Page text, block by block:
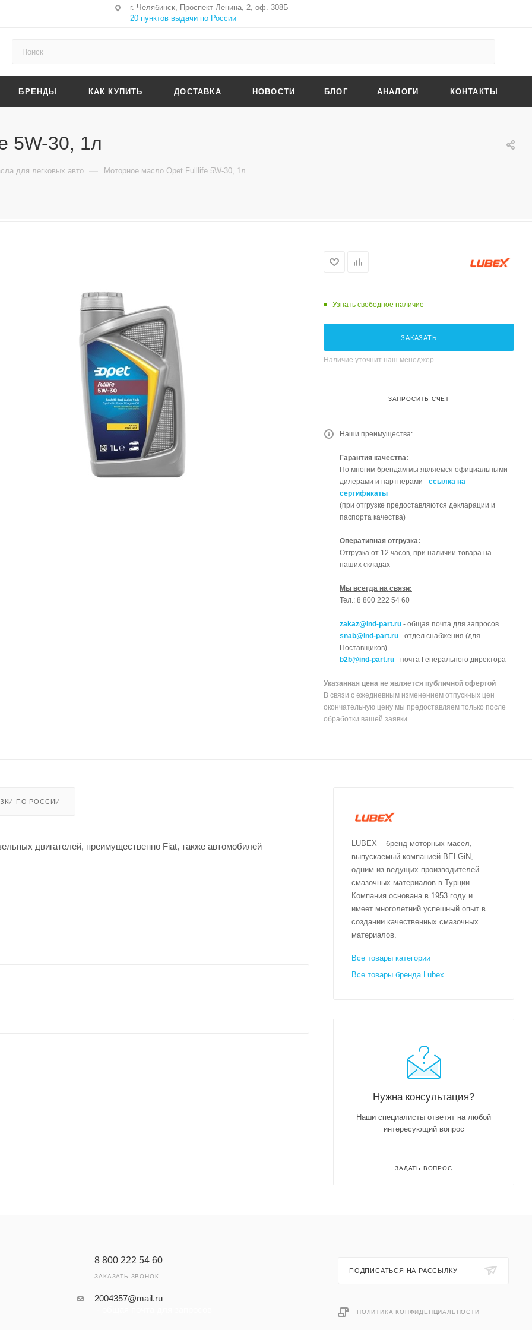
г. Челябинск, Проспект Ленина, 2, оф. 308Б
20 пунктов выдачи по России
БРЕНДЫ КАК КУПИТЬ ДОСТАВКА НОВОСТИ БЛОГ АНАЛОГИ КОНТАКТЫ
5W-30, 1л
для легковых авто — Моторное масло Opet Fulllife 5W-30, 1л
Узнать свободное наличие
ЗАКАЗАТЬ
Наличие уточнит наш менеджер
ЗАПРОСИТЬ СЧЕТ
Наши преимущества:
Гарантия качества:
По многим брендам мы являемся официальными
дилерами и партнерами - ссылка на
сертификаты
(при отгрузке предоставляются декларации и
паспорта качества)
Оперативная отгрузка:
Отгрузка от 12 часов, при наличии товара на
наших складах
Мы всегда на связи:
Тел.: 8 800 222 54 60
zakaz@ind-part.ru - общая почта для запросов
snab@ind-part.ru - отдел снабжения (для
Поставщиков)
b2b@ind-part.ru - почта Генерального директора
Указанная цена не является публичной офертой
В связи с ежедневным изменением отпускных цен
окончательную цену мы предоставляем только после
обработки вашей заявки.
ПО РОССИИ
двигателей, преимущественно Fiat, также автомобилей
интервала смены масла, рекомендованного производителями
LUBEX – бренд моторных масел,
выпускаемый компанией BELGiN,
одним из ведущих производителей
смазочных материалов в Турции.
Компания основана в 1953 году и
имеет многолетний успешный опыт в
создании качественных смазочных
материалов.
Все товары категории
Все товары бренда Lubex
Нужна консультация?
Наши специалисты ответят на любой
интересующий вопрос
ЗАДАТЬ ВОПРОС
8 800 222 54 60
ЗАКАЗАТЬ ЗВОНОК
2004357@mail.ru
ПОДПИСАТЬСЯ НА РАССЫЛКУ
ПОЛИТИКА КОНФИДЕНЦИАЛЬНОСТИ